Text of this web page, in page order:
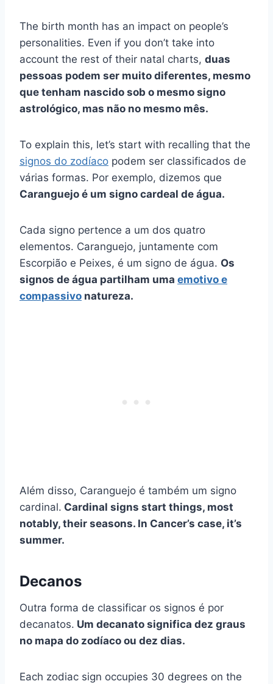
The birth month has an impact on people’s
personalities. Even if you don’t take into
account the rest of their natal charts, duas
pessoas podem ser muito diferentes, mesmo
que tenham nascido sob o mesmo signo
astrológico, mas não no mesmo mês.
To explain this, let’s start with recalling that the
signos do zodíaco podem ser classificados de
várias formas. Por exemplo, dizemos que
Caranguejo é um signo cardeal de água.
Cada signo pertence a um dos quatro
elementos. Caranguejo, juntamente com
Escorpião e Peixes, é um signo de água. Os
signos de água partilham uma emotivo e
compassivo natureza.
Além disso, Caranguejo é também um signo
cardinal. Cardinal signs start things, most
notably, their seasons. In Cancer’s case, it’s
summer.
Decanos
Outra forma de classificar os signos é por
decanatos. Um decanato significa dez graus
no mapa do zodíaco ou dez dias.
Each zodiac sign occupies 30 degrees on the